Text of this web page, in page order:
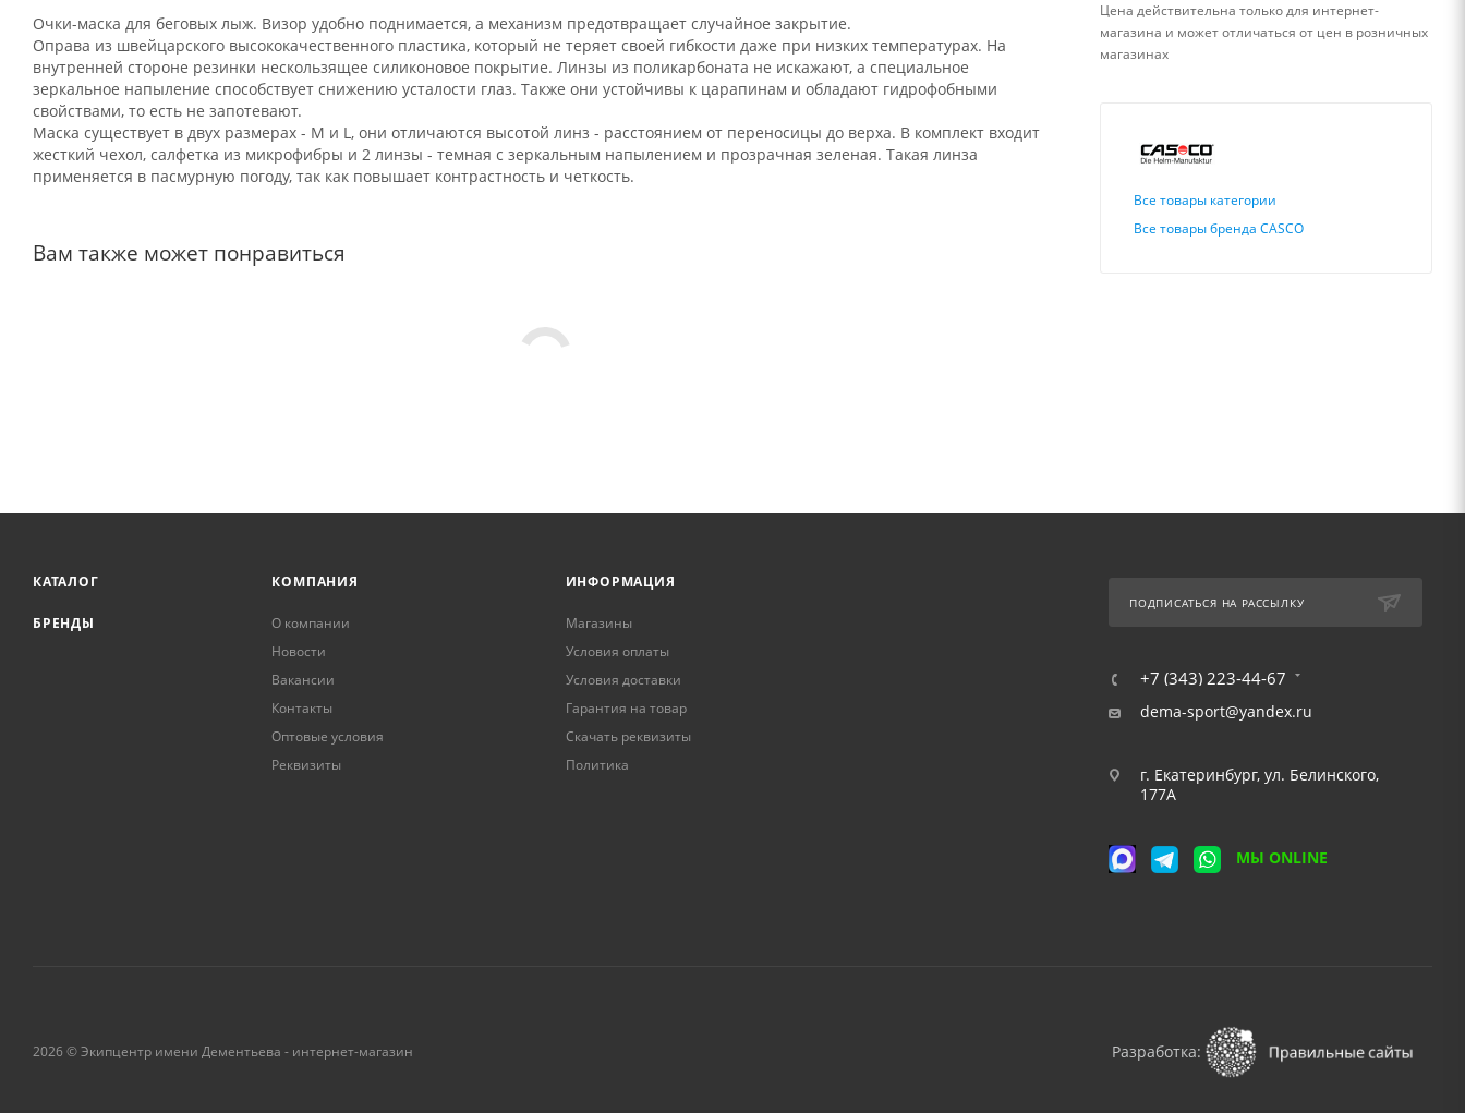
Очки-маска для беговых лыж. Визор удобно поднимается, а механизм предотвращает случайное закрытие.
Оправа из швейцарского высококачественного пластика, который не теряет своей гибкости даже при низких температурах. На
внутренней стороне резинки нескользящее силиконовое покрытие. Линзы из поликарбоната не искажают, а специальное
зеркальное напыление способствует снижению усталости глаз. Также они устойчивы к царапинам и обладают гидрофобными
свойствами, то есть не запотевают.
Маска существует в двух размерах - М и L, они отличаются высотой линз - расстоянием от переносицы до верха. В комплект входит
жесткий чехол, салфетка из микрофибры и 2 линзы - темная с зеркальным напылением и прозрачная зеленая. Такая линза
применяется в пасмурную погоду, так как повышает контрастность и четкость.
Вам также может понравиться
Цена действительна только для интернет-
магазина и может отличаться от цен в розничных
магазинах
Все товары категории
Все товары бренда CASCO
КАТАЛОГ
БРЕНДЫ
КОМПАНИЯ
О компании
Новости
Вакансии
Контакты
Оптовые условия
Реквизиты
ИНФОРМАЦИЯ
Магазины
Условия оплаты
Условия доставки
Гарантия на товар
Скачать реквизиты
Политика
ПОДПИСАТЬСЯ НА РАССЫЛКУ
+7 (343) 223-44-67
dema-sport@yandex.ru
г. Екатеринбург, ул. Белинского,
177А
МЫ ONLINE
2026 © Экипцентр имени Дементьева - интернет-магазин Разработка: